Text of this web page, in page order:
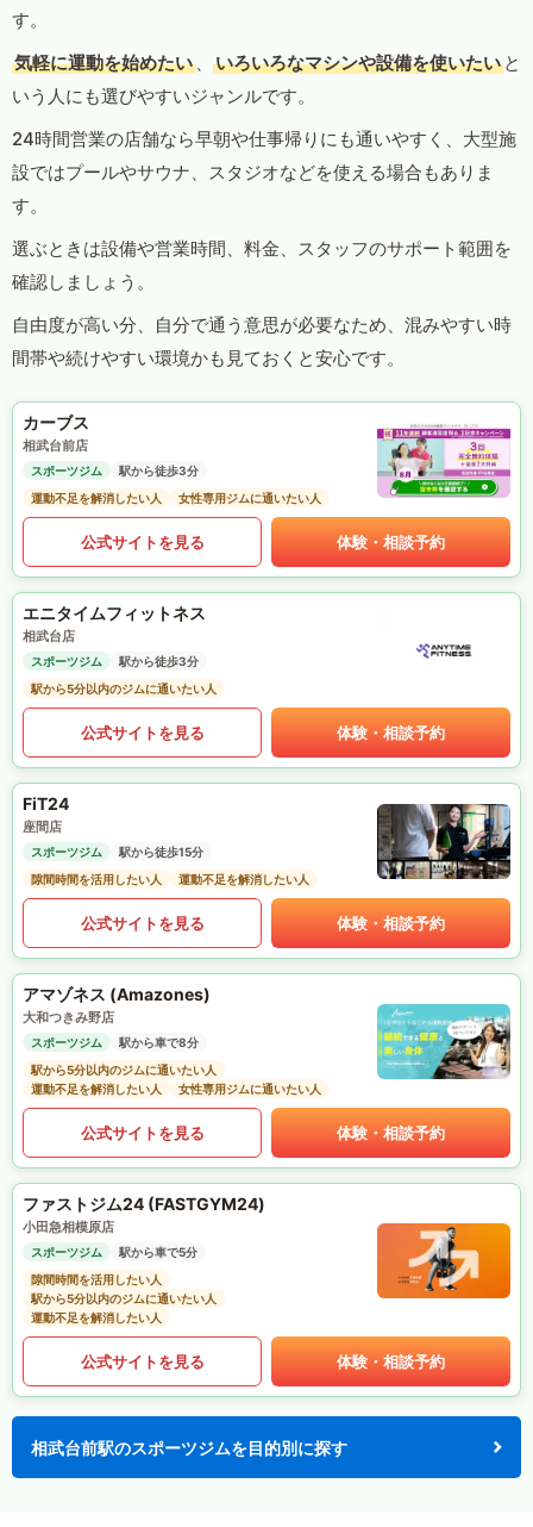
す。
気軽に運動を始めたい 、 いろいろなマシンや設備を使いたい と
いう人にも選びやすいジャンルです。
24時間営業の店舗なら早朝や仕事帰りにも通いやすく、大型施
設ではプールやサウナ、スタジオなどを使える場合もありま
す。
選ぶときは設備や営業時間、料金、スタッフのサポート範囲を
確認しましょう。
自由度が高い分、自分で通う意思が必要なため、混みやすい時
間帯や続けやすい環境かも見ておくと安心です。
カーブス
相武台前店
スポーツジム
駅から徒歩3分
運動不足を解消したい人
女性専用ジムに通いたい人
公式サイトを見る 体験・相談予約
エニタイムフィットネス
相武台店
スポーツジム
駅から徒歩3分
駅から5分以内のジムに通いたい人
公式サイトを見る 体験・相談予約
FiT24
座間店
スポーツジム
駅から徒歩15分
隙間時間を活用したい人
運動不足を解消したい人
公式サイトを見る 体験・相談予約
アマゾネス (Amazones)
大和つきみ野店
スポーツジム
駅から車で8分
駅から5分以内のジムに通いたい人
運動不足を解消したい人
女性専用ジムに通いたい人
公式サイトを見る 体験・相談予約
ファストジム24 (FASTGYM24)
小田急相模原店
スポーツジム
駅から車で5分
隙間時間を活用したい人
駅から5分以内のジムに通いたい人
運動不足を解消したい人
公式サイトを見る 体験・相談予約
相武台前駅のスポーツジムを目的別に探す